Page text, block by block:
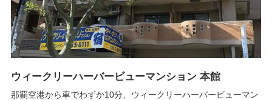
ウィークリーハーバービューマンション 本館
那覇空港から車でわずか10分、ウィークリーハーバービューマン